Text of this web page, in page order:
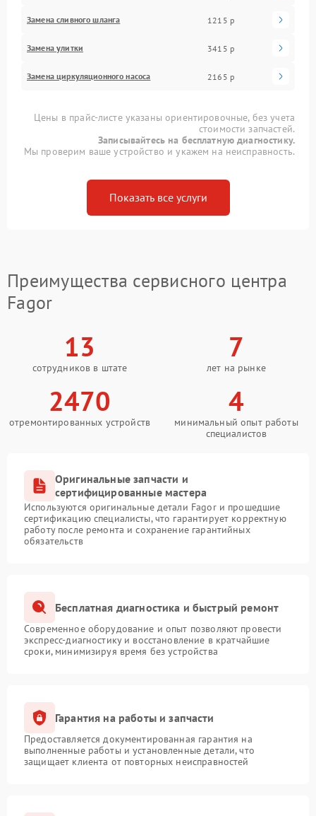
Замена сливного шланга 1215 р
Замена улитки 3415 р
Замена циркуляционного насоса 2165 р
Цены в прайс-листе указаны ориентировочные, без учета
стоимости запчастей.
Записывайтесь на бесплатную диагностику.
Мы проверим ваше устройство и укажем на неисправность.
Показать все услуги
Преимущества сервисного центра
Fagor
13
сотрудников в штате
7
лет на рынке
2470
отремонтированных устройств
4
минимальный опыт работы
специалистов
Оригинальные запчасти и
сертифицированные мастера
Используются оригинальные детали Fagor и прошедшие
сертификацию специалисты, что гарантирует корректную
работу после ремонта и сохранение гарантийных
обязательств
Бесплатная диагностика и быстрый ремонт
Современное оборудование и опыт позволяют провести
экспресс-диагностику и восстановление в кратчайшие
сроки, минимизируя время без устройства
Гарантия на работы и запчасти
Предоставляется документированная гарантия на
выполненные работы и установленные детали, что
защищает клиента от повторных неисправностей